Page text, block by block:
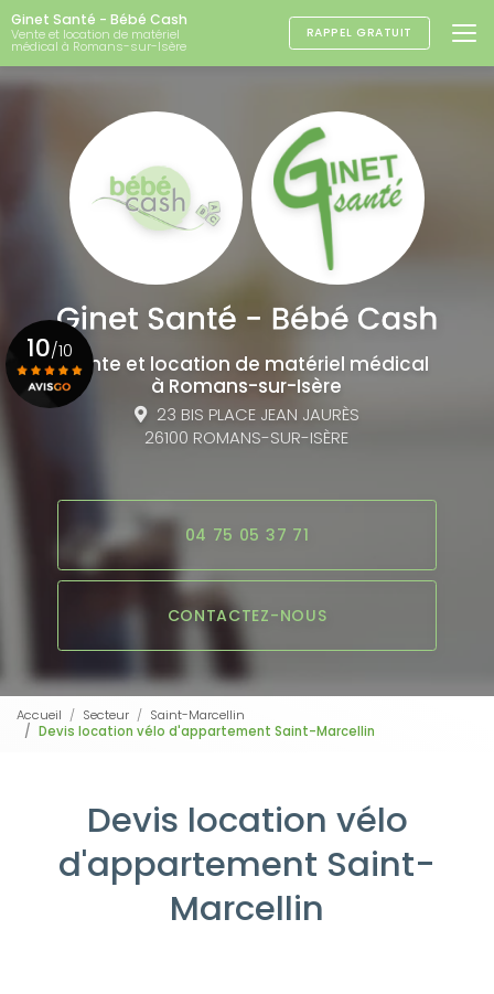
Aller
au
contenu
principal
Ginet Santé - Bébé Cash
Vente et location de matériel
médical à Romans-sur-Isère
RAPPEL GRATUIT
Vente et location de matériel médical
à Romans-sur-Isère
23 BIS PLACE JEAN JAURÈS
26100 ROMANS-SUR-ISÈRE
04 75 05 37 71
CONTACTEZ-NOUS
10/10
Accueil Secteur
Saint-Marcellin
Devis location vélo d'appartement Saint-Marcellin
Devis location vélo
d'appartement Saint-
Marcellin